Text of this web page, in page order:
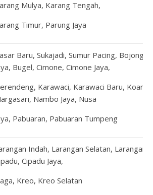
Mulya, Karang Tengah,
Timur, Parung Jaya
Baru, Sukajadi, Sumur Pacing, Bojong
Bugel, Cimone, Cimone Jaya,
Karawaci, Karawaci Baru, Koang
Nambo Jaya, Nusa
Pabuaran, Pabuaran Tumpeng
Indah, Larangan Selatan, Larangan
Cipadu Jaya,
Kreo, Kreo Selatan